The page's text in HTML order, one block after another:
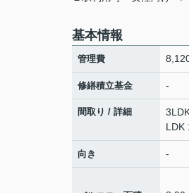
基本情報
管理費
修繕積立基金 -
間取り / 詳細
LDK
向き -